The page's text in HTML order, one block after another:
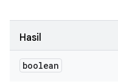
Hasil
boolean